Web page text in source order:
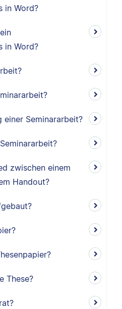
in Word?
in Word?
einer Seminararbeit?
zwischen einem
Handout?
These?